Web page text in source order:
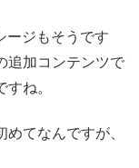
ージもそうです
追加コンテンツで
ね。
てなんですが、